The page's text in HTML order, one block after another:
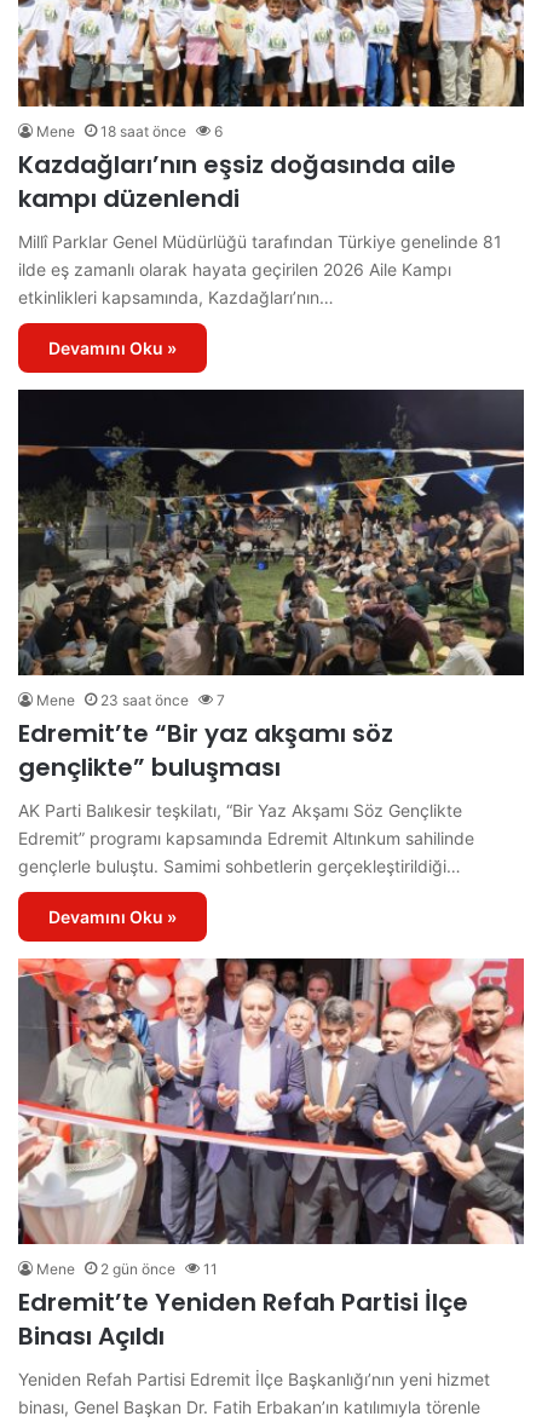
Mene 18 saat önce 6
Kazdağları’nın eşsiz doğasında aile
kampı düzenlendi
Millî Parklar Genel Müdürlüğü tarafından Türkiye genelinde 81
ilde eş zamanlı olarak hayata geçirilen 2026 Aile Kampı
etkinlikleri kapsamında, Kazdağları’nın…
Devamını Oku »
Mene 23 saat önce 7
Edremit’te “Bir yaz akşamı söz
gençlikte” buluşması
AK Parti Balıkesir teşkilatı, “Bir Yaz Akşamı Söz Gençlikte
Edremit” programı kapsamında Edremit Altınkum sahilinde
gençlerle buluştu. Samimi sohbetlerin gerçekleştirildiği…
Devamını Oku »
Mene 2 gün önce 11
Edremit’te Yeniden Refah Partisi İlçe
Binası Açıldı
Yeniden Refah Partisi Edremit İlçe Başkanlığı’nın yeni hizmet
binası, Genel Başkan Dr. Fatih Erbakan’ın katılımıyla törenle